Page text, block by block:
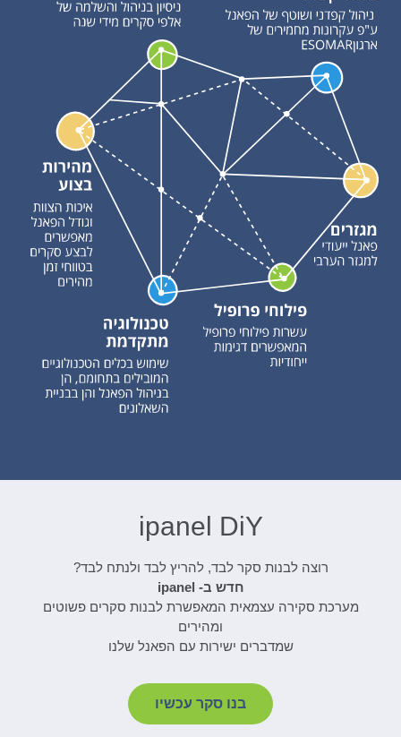
ipanel DiY
רוצה לבנות סקר לבד, להריץ לבד ולנתח לבד?
חדש ב- ipanel
מערכת סקירה עצמאית המאפשרת לבנות סקרים פשוטים
ומהירים
שמדברים ישירות עם הפאנל שלנו
בנו סקר עכשיו